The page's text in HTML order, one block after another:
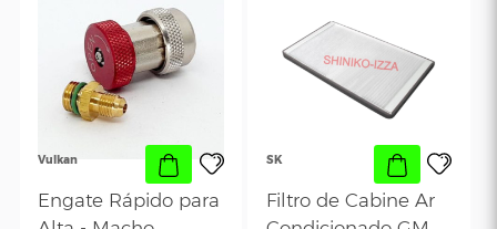
Maior Preço
Ordem Alfabética